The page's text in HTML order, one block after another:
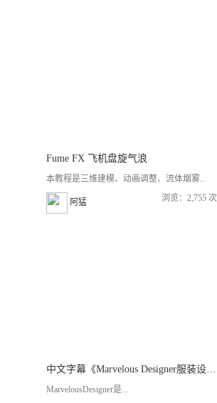
Fume FX 飞机盘旋气浪
本教程是三维建模、动画调整、流体烟雾...
阿猛 浏览：2,755 次
中文字幕《Marvelous Designer服装设计基础入门训练视频教程》
MarvelousDesigner是...